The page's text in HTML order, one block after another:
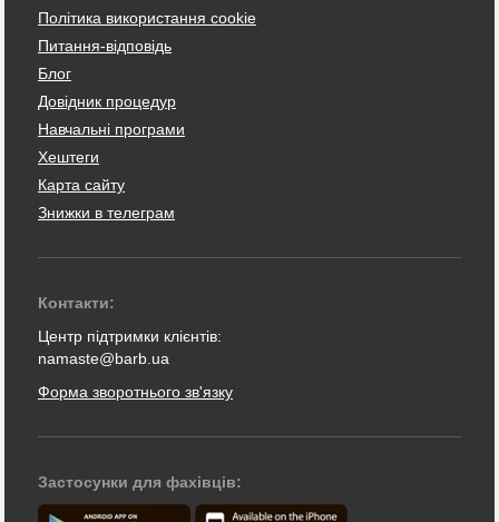
Політика використання cookie
Питання-відповідь
Блог
Довідник процедур
Навчальні програми
Хештеги
Карта сайту
Знижки в телеграм
Контакти:
Центр підтримки клієнтів:
namaste@barb.ua
Форма зворотнього зв'язку
Застосунки для фахівців: